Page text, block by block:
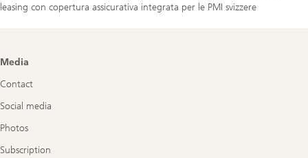
leasing con copertura assicurativa integrata per le PMI svizzere
Footer
Media
Contact
Social media
Photos
Subscription